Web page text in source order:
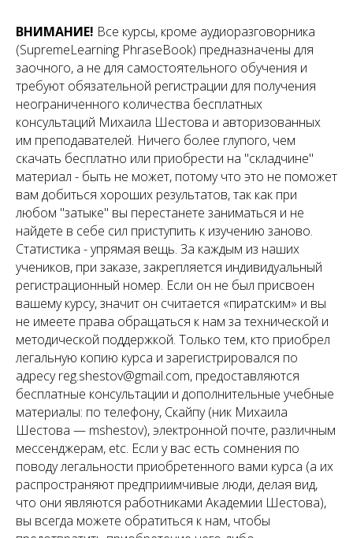
ВНИМАНИЕ! Все курсы, кроме аудиоразговорника
(SupremeLearning PhraseBook) предназначены для
заочного, а не для самостоятельного обучения и
требуют обязательной регистрации для получения
неограниченного количества бесплатных
консультаций Михаила Шестова и авторизованных
им преподавателей. Ничего более глупого, чем
скачать бесплатно или приобрести на "складчине"
материал - быть не может, потому что это не поможет
вам добиться хороших результатов, так как при
любом "затыке" вы перестанете заниматься и не
найдете в себе сил приступить к изучению заново.
Статистика - упрямая вещь. За каждым из наших
учеников, при заказе, закрепляется индивидуальный
регистрационный номер. Если он не был присвоен
вашему курсу, значит он считается «пиратским» и вы
не имеете права обращаться к нам за технической и
методической поддержкой. Только тем, кто приобрел
легальную копию курса и зарегистрировался по
адресу reg.shestov@gmail.com, предоставляются
бесплатные консультации и дополнительные учебные
материалы: по телефону, Скайпу (ник Михаила
Шестова — mshestov), электронной почте, различным
мессенджерам, etc. Если у вас есть сомнения по
поводу легальности приобретенного вами курса (а их
распространяют предприимчивые люди, делая вид,
что они являются работниками Академии Шестова),
вы всегда можете обратиться к нам, чтобы